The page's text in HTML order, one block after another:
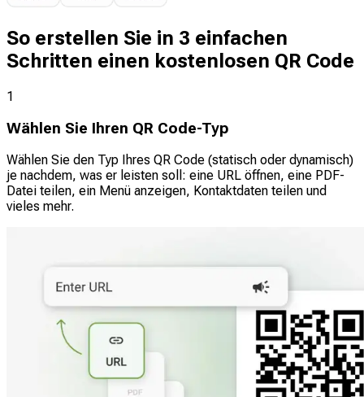
So erstellen Sie in 3 einfachen
Schritten einen kostenlosen QR Code
1
Wählen Sie Ihren QR Code-Typ
Wählen Sie den Typ Ihres QR Code (statisch oder dynamisch)
je nachdem, was er leisten soll: eine URL öffnen, eine PDF-
Datei teilen, ein Menü anzeigen, Kontaktdaten teilen und
vieles mehr.